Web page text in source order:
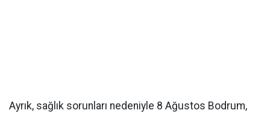
Ayrık, sağlık sorunları nedeniyle 8 Ağustos Bodrum,